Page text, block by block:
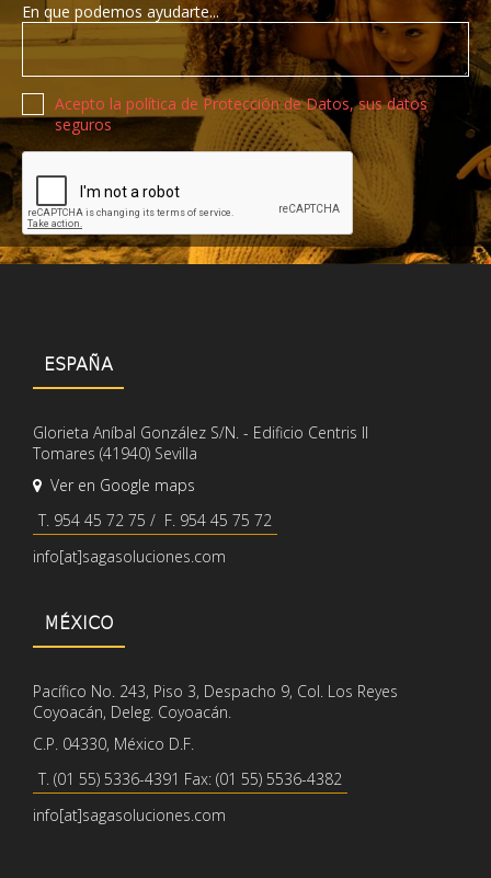
En que podemos ayudarte...
Política de privacidad
Acepto la política de Protección de Datos, sus datos
seguros
Recaptcha de Google
ESPAÑA
Glorieta Aníbal González S/N. - Edificio Centris II
Tomares (41940) Sevilla
Ver en Google maps
T. 954 45 72 75 / F. 954 45 75 72
info[at]sagasoluciones.com
MÉXICO
Pacífico No. 243, Piso 3, Despacho 9, Col. Los Reyes
Coyoacán, Deleg. Coyoacán.
C.P. 04330, México D.F.
T. (01 55) 5336-4391 Fax: (01 55) 5536-4382
info[at]sagasoluciones.com